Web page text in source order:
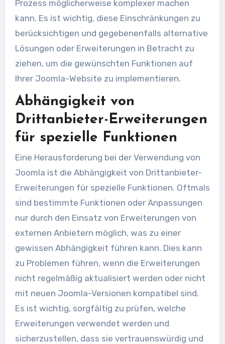
Prozess möglicherweise komplexer machen
kann. Es ist wichtig, diese Einschränkungen zu
berücksichtigen und gegebenenfalls alternative
Lösungen oder Erweiterungen in Betracht zu
ziehen, um die gewünschten Funktionen auf
Ihrer Joomla-Website zu implementieren.
Abhängigkeit von
Drittanbieter-Erweiterungen
für spezielle Funktionen
Eine Herausforderung bei der Verwendung von
Joomla ist die Abhängigkeit von Drittanbieter-
Erweiterungen für spezielle Funktionen. Oftmals
sind bestimmte Funktionen oder Anpassungen
nur durch den Einsatz von Erweiterungen von
externen Anbietern möglich, was zu einer
gewissen Abhängigkeit führen kann. Dies kann
zu Problemen führen, wenn die Erweiterungen
nicht regelmäßig aktualisiert werden oder nicht
mit neuen Joomla-Versionen kompatibel sind.
Es ist wichtig, sorgfältig zu prüfen, welche
Erweiterungen verwendet werden und
sicherzustellen, dass sie vertrauenswürdig und